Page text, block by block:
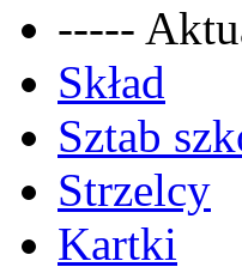
-----
Skład
Sztab
Strzelcy
Kartki